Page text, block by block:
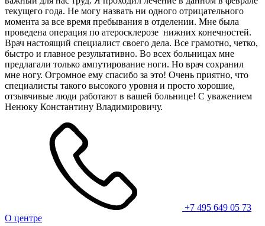
текущего года. Не могу назвать ни одного отрицательного
момента за все время пребывания в отделении. Мне была
проведена операция по атеросклерозе нижних конечностей.
Врач настоящий специалист своего дела. Все грамотно, четко,
быстро и главное результативно. Во всех больницах мне
предлагали только ампутирование ноги. Но врач сохранил
мне ногу. Огромное ему спасибо за это! Очень приятно, что
специалисты такого высокого уровня и просто хорошие,
отзывчивые люди работают в вашей больнице! С уважением
Ненюку Константину Владимировичу.
+7 495 649 05 73
О центре